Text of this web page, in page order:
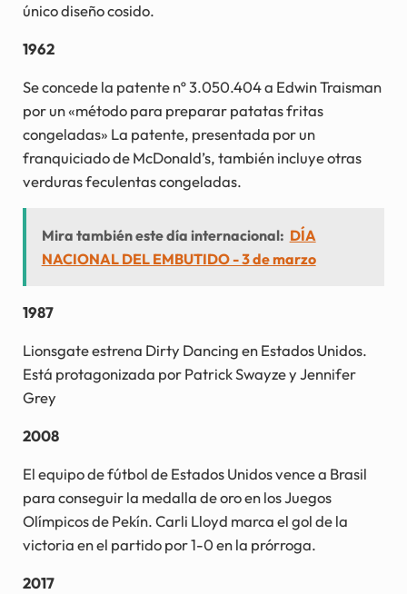
único diseño cosido.
1962
Se concede la patente nº 3.050.404 a Edwin Traisman
por un «método para preparar patatas fritas
congeladas» La patente, presentada por un
franquiciado de McDonald’s, también incluye otras
verduras feculentas congeladas.
Mira también este día internacional: DÍA
NACIONAL DEL EMBUTIDO - 3 de marzo
1987
Lionsgate estrena Dirty Dancing en Estados Unidos.
Está protagonizada por Patrick Swayze y Jennifer
Grey
2008
El equipo de fútbol de Estados Unidos vence a Brasil
para conseguir la medalla de oro en los Juegos
Olímpicos de Pekín. Carli Lloyd marca el gol de la
victoria en el partido por 1-0 en la prórroga.
2017